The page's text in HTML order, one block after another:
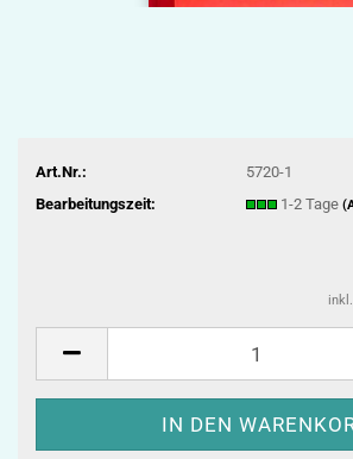
Art.Nr.:
5720-1
Bearbeitungszeit:
1-2 Tage